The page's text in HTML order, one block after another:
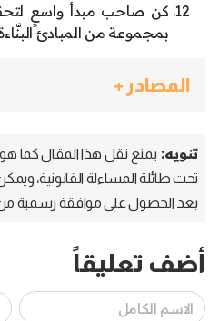
كن صاحب مبدأ واسعٍ
بمجموعة من المبادئ
المصادر +
تنويه: يمنع نقل هذا المقال كما
تحت طائلة المساءلة القانونية،
بعد الحصول على موافقة رسمية
أضف تعليقاً